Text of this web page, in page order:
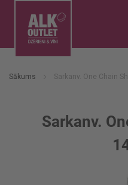
Sākums Sarkanv. One Chain
Sarkanv.